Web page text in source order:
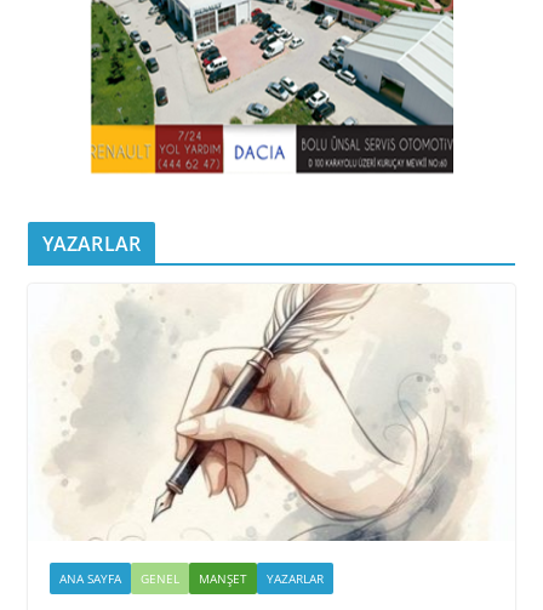
YAZARLAR
ANA SAYFA GENEL MANŞET YAZARLAR